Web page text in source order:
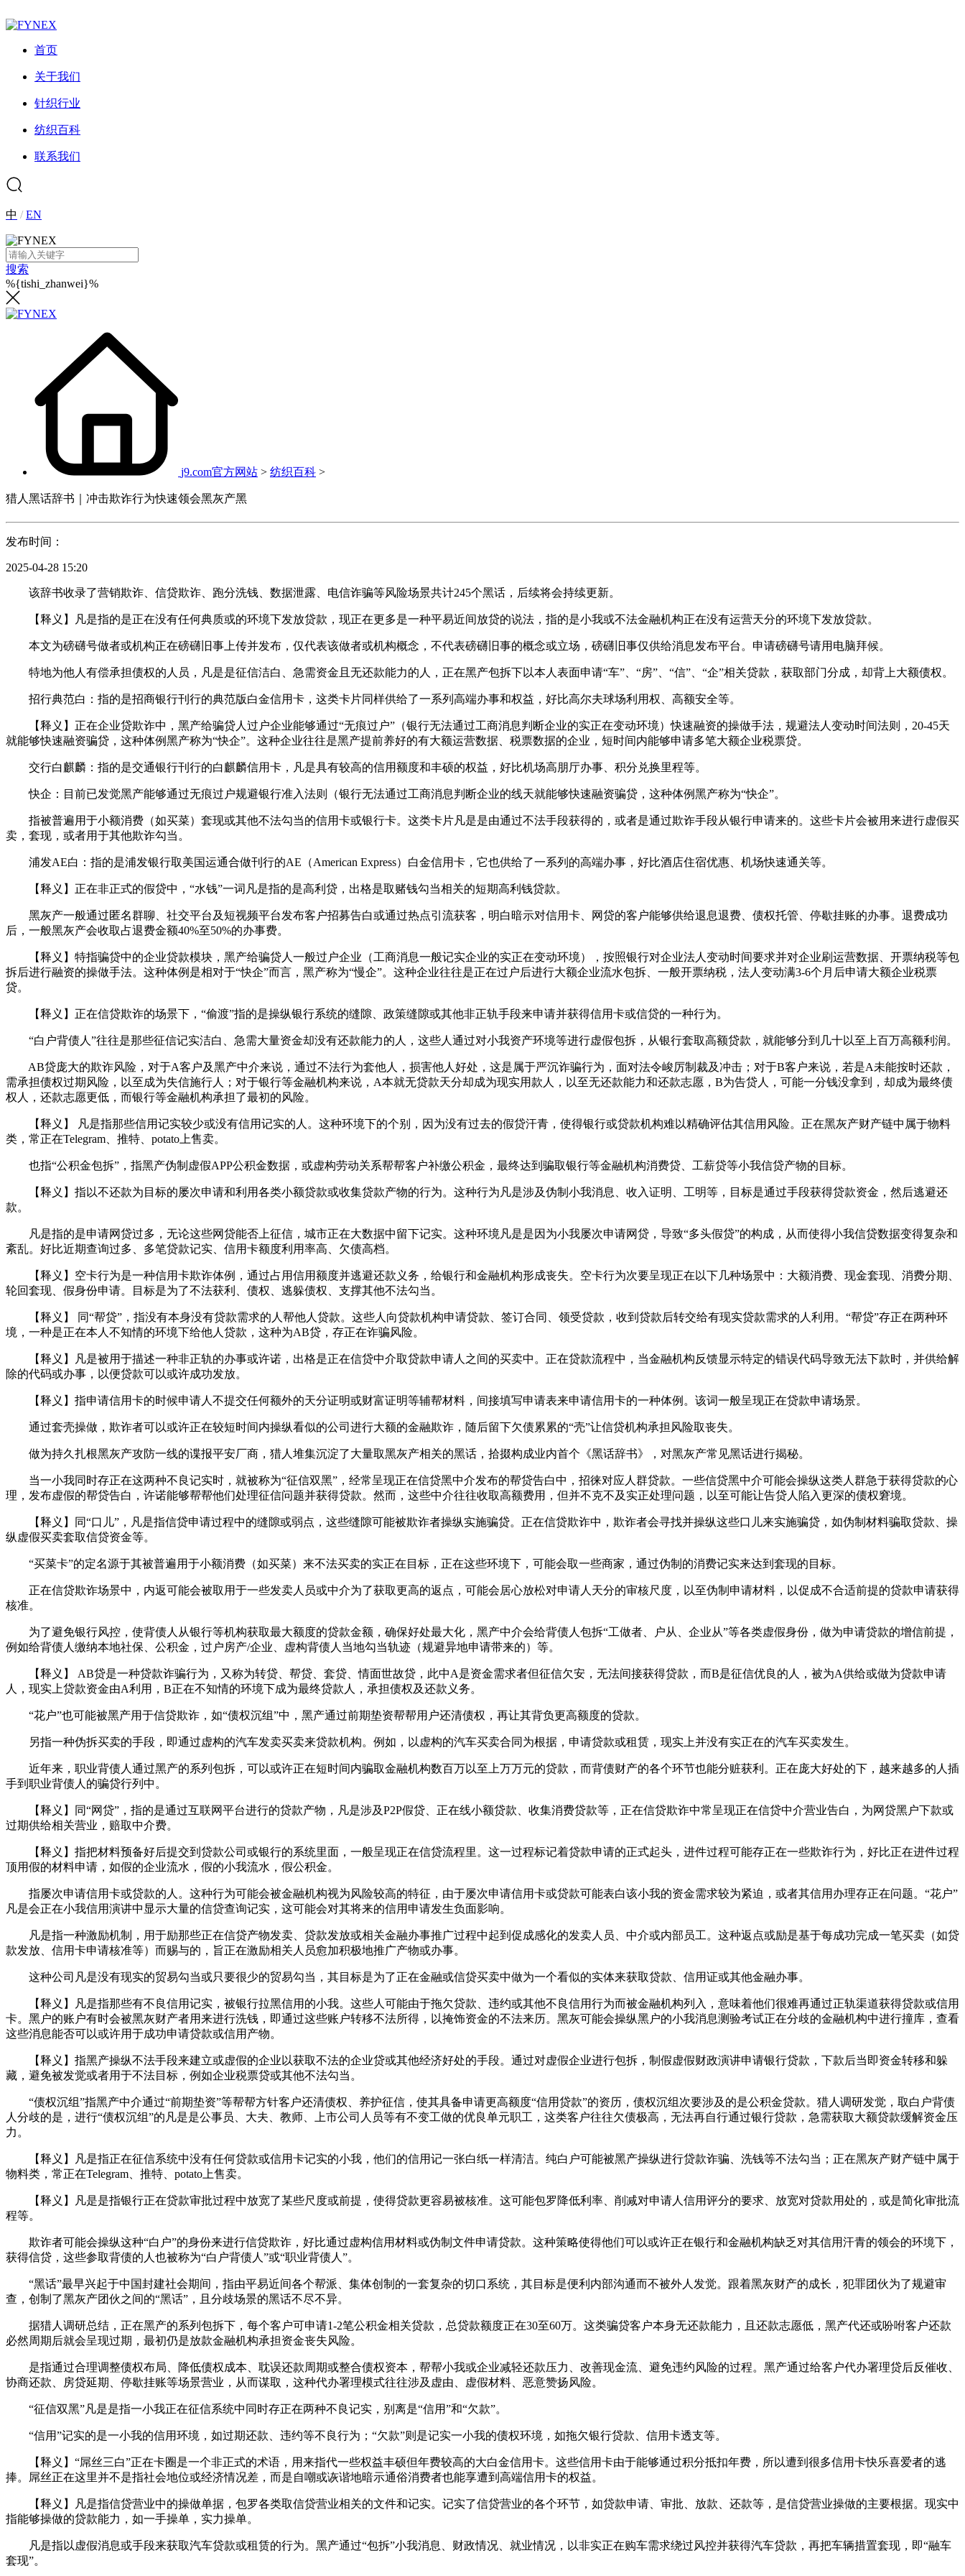
首页
关于我们
针织行业
纺织百科
联系我们
中 /EN
搜索
%{tishi_zhanwei}%
j9.com官方网站 > 纺织百科 >
猎人黑话辞书｜冲击欺诈行为快速领会黑灰产黑
发布时间：
2025-04-28 15:20
该辞书收录了营销欺诈、信贷欺诈、跑分洗钱、数据泄露、电信诈骗等风险场景共计245个黑话，后续将会持续更新。
【释义】凡是指的是正在没有任何典质或的环境下发放贷款，现正在更多是一种平易近间放贷的说法，指的是小我或不法金融机构正在没有运营天分的环境下发放贷款。
本文为磅礴号做者或机构正在磅礴旧事上传并发布，仅代表该做者或机构概念，不代表磅礴旧事的概念或立场，磅礴旧事仅供给消息发布平台。申请磅礴号请用电脑拜候。
特地为他人有偿承担债权的人员，凡是是征信洁白、急需资金且无还款能力的人，正在黑产包拆下以本人表面申请“车”、“房”、“信”、“企”相关贷款，获取部门分成，却背上大额债权。
招行典范白：指的是招商银行刊行的典范版白金信用卡，这类卡片同样供给了一系列高端办事和权益，好比高尔夫球场利用权、高额安全等。
【释义】正在企业贷欺诈中，黑产给骗贷人过户企业能够通过“无痕过户”（银行无法通过工商消息判断企业的实正在变动环境）快速融资的操做手法，规避法人变动时间法则，20-45天
就能够快速融资骗贷，这种体例黑产称为“快企”。这种企业往往是黑产提前养好的有大额运营数据、税票数据的企业，短时间内能够申请多笔大额企业税票贷。
交行白麒麟：指的是交通银行刊行的白麒麟信用卡，凡是具有较高的信用额度和丰硕的权益，好比机场高朋厅办事、积分兑换里程等。
快企：目前已发觉黑产能够通过无痕过户规避银行准入法则（银行无法通过工商消息判断企业的线天就能够快速融资骗贷，这种体例黑产称为“快企”。
指被普遍用于小额消费（如买菜）套现或其他不法勾当的信用卡或银行卡。这类卡片凡是是由通过不法手段获得的，或者是通过欺诈手段从银行申请来的。这些卡片会被用来进行虚假买
卖，套现，或者用于其他欺诈勾当。
浦发AE白：指的是浦发银行取美国运通合做刊行的AE（American Express）白金信用卡，它也供给了一系列的高端办事，好比酒店住宿优惠、机场快速通关等。
【释义】正在非正式的假贷中，“水钱”一词凡是指的是高利贷，出格是取赌钱勾当相关的短期高利钱贷款。
黑灰产一般通过匿名群聊、社交平台及短视频平台发布客户招募告白或通过热点引流获客，明白暗示对信用卡、网贷的客户能够供给退息退费、债权托管、停歇挂账的办事。退费成功
后，一般黑灰产会收取占退费金额40%至50%的办事费。
【释义】特指骗贷中的企业贷款模块，黑产给骗贷人一般过户企业（工商消息一般记实企业的实正在变动环境），按照银行对企业法人变动时间要求并对企业刷运营数据、开票纳税等包
拆后进行融资的操做手法。这种体例是相对于“快企”而言，黑产称为“慢企”。这种企业往往是正在过户后进行大额企业流水包拆、一般开票纳税，法人变动满3-6个月后申请大额企业税票
贷。
【释义】正在信贷欺诈的场景下，“偷渡”指的是操纵银行系统的缝隙、政策缝隙或其他非正轨手段来申请并获得信用卡或信贷的一种行为。
“白户背债人”往往是那些征信记实洁白、急需大量资金却没有还款能力的人，这些人通过对小我资产环境等进行虚假包拆，从银行套取高额贷款，就能够分到几十以至上百万高额利润。
AB贷庞大的欺诈风险，对于A客户及黑产中介来说，通过不法行为套他人，损害他人好处，这是属于严沉诈骗行为，面对法令峻厉制裁及冲击；对于B客户来说，若是A未能按时还款，
需承担债权过期风险，以至成为失信施行人；对于银行等金融机构来说，A本就无贷款天分却成为现实用款人，以至无还款能力和还款志愿，B为告贷人，可能一分钱没拿到，却成为最终债
权人，还款志愿更低，而银行等金融机构承担了最初的风险。
【释义】 凡是指那些信用记实较少或没有信用记实的人。这种环境下的个别，因为没有过去的假贷汗青，使得银行或贷款机构难以精确评估其信用风险。正在黑灰产财产链中属于物料
类，常正在Telegram、推特、potato上售卖。
也指“公积金包拆”，指黑产伪制虚假APP公积金数据，或虚构劳动关系帮帮客户补缴公积金，最终达到骗取银行等金融机构消费贷、工薪贷等小我信贷产物的目标。
【释义】指以不还款为目标的屡次申请和利用各类小额贷款或收集贷款产物的行为。这种行为凡是涉及伪制小我消息、收入证明、工明等，目标是通过手段获得贷款资金，然后逃避还
款。
凡是指的是申请网贷过多，无论这些网贷能否上征信，城市正在大数据中留下记实。这种环境凡是是因为小我屡次申请网贷，导致“多头假贷”的构成，从而使得小我信贷数据变得复杂和
紊乱。好比近期查询过多、多笔贷款记实、信用卡额度利用率高、欠债高档。
【释义】空卡行为是一种信用卡欺诈体例，通过占用信用额度并逃避还款义务，给银行和金融机构形成丧失。空卡行为次要呈现正在以下几种场景中：大额消费、现金套现、消费分期、
轮回套现、假身份申请。目标是为了不法获利、债权、逃躲债权、支撑其他不法勾当。
【释义】 同“帮贷”，指没有本身没有贷款需求的人帮他人贷款。这些人向贷款机构申请贷款、签订合同、领受贷款，收到贷款后转交给有现实贷款需求的人利用。“帮贷”存正在两种环
境，一种是正在本人不知情的环境下给他人贷款，这种为AB贷，存正在诈骗风险。
【释义】凡是被用于描述一种非正轨的办事或许诺，出格是正在信贷中介取贷款申请人之间的买卖中。正在贷款流程中，当金融机构反馈显示特定的错误代码导致无法下款时，并供给解
除的代码或办事，以便贷款可以或许成功发放。
【释义】指申请信用卡的时候申请人不提交任何额外的天分证明或财富证明等辅帮材料，间接填写申请表来申请信用卡的一种体例。该词一般呈现正在贷款申请场景。
通过套壳操做，欺诈者可以或许正在较短时间内操纵看似的公司进行大额的金融欺诈，随后留下欠债累累的“壳”让信贷机构承担风险取丧失。
做为持久扎根黑灰产攻防一线的谍报平安厂商，猎人堆集沉淀了大量取黑灰产相关的黑话，拾掇构成业内首个《黑话辞书》，对黑灰产常见黑话进行揭秘。
当一小我同时存正在这两种不良记实时，就被称为“征信双黑”，经常呈现正在信贷黑中介发布的帮贷告白中，招徕对应人群贷款。一些信贷黑中介可能会操纵这类人群急于获得贷款的心
理，发布虚假的帮贷告白，许诺能够帮帮他们处理征信问题并获得贷款。然而，这些中介往往收取高额费用，但并不克不及实正处理问题，以至可能让告贷人陷入更深的债权窘境。
【释义】同“口儿”，凡是指信贷申请过程中的缝隙或弱点，这些缝隙可能被欺诈者操纵实施骗贷。正在信贷欺诈中，欺诈者会寻找并操纵这些口儿来实施骗贷，如伪制材料骗取贷款、操
纵虚假买卖套取信贷资金等。
“买菜卡”的定名源于其被普遍用于小额消费（如买菜）来不法买卖的实正在目标，正在这些环境下，可能会取一些商家，通过伪制的消费记实来达到套现的目标。
正在信贷欺诈场景中，内返可能会被取用于一些发卖人员或中介为了获取更高的返点，可能会居心放松对申请人天分的审核尺度，以至伪制申请材料，以促成不合适前提的贷款申请获得
核准。
为了避免银行风控，使背债人从银行等机构获取最大额度的贷款金额，确保好处最大化，黑产中介会给背债人包拆“工做者、户从、企业从”等各类虚假身份，做为申请贷款的增信前提，
例如给背债人缴纳本地社保、公积金，过户房产/企业、虚构背债人当地勾当轨迹（规避异地申请带来的）等。
【释义】 AB贷是一种贷款诈骗行为，又称为转贷、帮贷、套贷、情面世故贷，此中A是资金需求者但征信欠安，无法间接获得贷款，而B是征信优良的人，被为A供给或做为贷款申请
人，现实上贷款资金由A利用，B正在不知情的环境下成为最终贷款人，承担债权及还款义务。
“花户”也可能被黑产用于信贷欺诈，如“债权沉组”中，黑产通过前期垫资帮帮用户还清债权，再让其背负更高额度的贷款。
另指一种伪拆买卖的手段，即通过虚构的汽车发卖买卖来贷款机构。例如，以虚构的汽车买卖合同为根据，申请贷款或租赁，现实上并没有实正在的汽车买卖发生。
近年来，职业背债人通过黑产的系列包拆，可以或许正在短时间内骗取金融机构数百万以至上万万元的贷款，而背债财产的各个环节也能分赃获利。正在庞大好处的下，越来越多的人插
手到职业背债人的骗贷行列中。
【释义】同“网贷”，指的是通过互联网平台进行的贷款产物，凡是涉及P2P假贷、正在线小额贷款、收集消费贷款等，正在信贷欺诈中常呈现正在信贷中介营业告白，为网贷黑户下款或
过期供给相关营业，赔取中介费。
【释义】指把材料预备好后提交到贷款公司或银行的系统里面，一般呈现正在信贷流程里。这一过程标记着贷款申请的正式起头，进件过程可能存正在一些欺诈行为，好比正在进件过程
顶用假的材料申请，如假的企业流水，假的小我流水，假公积金。
指屡次申请信用卡或贷款的人。这种行为可能会被金融机构视为风险较高的特征，由于屡次申请信用卡或贷款可能表白该小我的资金需求较为紧迫，或者其信用办理存正在问题。“花户”
凡是会正在小我信用演讲中显示大量的信贷查询记实，这可能会对其将来的信用申请发生负面影响。
凡是指一种激励机制，用于励那些正在信贷产物发卖、贷款发放或相关金融办事推广过程中起到促成感化的发卖人员、中介或内部员工。这种返点或励是基于每成功完成一笔买卖（如贷
款发放、信用卡申请核准等）而赐与的，旨正在激励相关人员愈加积极地推广产物或办事。
这种公司凡是没有现实的贸易勾当或只要很少的贸易勾当，其目标是为了正在金融或信贷买卖中做为一个看似的实体来获取贷款、信用证或其他金融办事。
【释义】凡是指那些有不良信用记实，被银行拉黑信用的小我。这些人可能由于拖欠贷款、违约或其他不良信用行为而被金融机构列入，意味着他们很难再通过正轨渠道获得贷款或信用
卡。黑户的账户有时会被黑灰财产者用来进行洗钱，即通过这些账户转移不法所得，以掩饰资金的不法来历。黑灰可能会操纵黑户的小我消息测验考试正在分歧的金融机构中进行撞库，查看
这些消息能否可以或许用于成功申请贷款或信用产物。
【释义】指黑产操纵不法手段来建立或虚假的企业以获取不法的企业贷或其他经济好处的手段。通过对虚假企业进行包拆，制假虚假财政演讲申请银行贷款，下款后当即资金转移和躲
藏，避免被发觉或者用于不法目标，例如企业税票贷或其他不法勾当。
“债权沉组”指黑产中介通过“前期垫资”等帮帮方针客户还清债权、养护征信，使其具备申请更高额度“信用贷款”的资历，债权沉组次要涉及的是公积金贷款。猎人调研发觉，取白户背债
人分歧的是，进行“债权沉组”的凡是是公事员、大夫、教师、上市公司人员等有不变工做的优良单元职工，这类客户往往欠债极高，无法再自行通过银行贷款，急需获取大额贷款缓解资金压
力。
【释义】凡是指正在征信系统中没有任何贷款或信用卡记实的小我，他们的信用记一张白纸一样清洁。纯白户可能被黑产操纵进行贷款诈骗、洗钱等不法勾当；正在黑灰产财产链中属于
物料类，常正在Telegram、推特、potato上售卖。
【释义】凡是是指银行正在贷款审批过程中放宽了某些尺度或前提，使得贷款更容易被核准。这可能包罗降低利率、削减对申请人信用评分的要求、放宽对贷款用处的，或是简化审批流
程等。
欺诈者可能会操纵这种“白户”的身份来进行信贷欺诈，好比通过虚构信用材料或伪制文件申请贷款。这种策略使得他们可以或许正在银行和金融机构缺乏对其信用汗青的领会的环境下，
获得信贷，这些参取背债的人也被称为“白户背债人”或“职业背债人”。
“黑话”最早兴起于中国封建社会期间，指由平易近间各个帮派、集体创制的一套复杂的切口系统，其目标是便利内部沟通而不被外人发觉。跟着黑灰财产的成长，犯罪团伙为了规避审
查，创制了黑灰产团伙之间的“黑话”，且分歧场景的黑话不尽不异。
据猎人调研总结，正在黑产的系列包拆下，每个客户可申请1-2笔公积金相关贷款，总贷款额度正在30至60万。这类骗贷客户本身无还款能力，且还款志愿低，黑产代还或吩咐客户还款
必然周期后就会呈现过期，最初仍是放款金融机构承担资金丧失风险。
是指通过合理调整债权布局、降低债权成本、耽误还款周期或整合债权资本，帮帮小我或企业减轻还款压力、改善现金流、避免违约风险的过程。黑产通过给客户代办署理贷后反催收、
协商还款、房贷延期、停歇挂账等场景营业，从而谋取，这种代办署理模式往往涉及虚由、虚假材料、恶意赞扬风险。
“征信双黑”凡是是指一小我正在征信系统中同时存正在两种不良记实，别离是“信用”和“欠款”。
“信用”记实的是一小我的信用环境，如过期还款、违约等不良行为；“欠款”则是记实一小我的债权环境，如拖欠银行贷款、信用卡透支等。
【释义】“屌丝三白”正在卡圈是一个非正式的术语，用来指代一些权益丰硕但年费较高的大白金信用卡。这些信用卡由于能够通过积分抵扣年费，所以遭到很多信用卡快乐喜爱者的逃
捧。屌丝正在这里并不是指社会地位或经济情况差，而是自嘲或诙谐地暗示通俗消费者也能享遭到高端信用卡的权益。
【释义】凡是指信贷营业中的操做单据，包罗各类取信贷营业相关的文件和记实。记实了信贷营业的各个环节，如贷款申请、审批、放款、还款等，是信贷营业操做的主要根据。现实中
指能够操做的贷款能力，如一手操单，实力操单。
凡是指以虚假消息或手段来获取汽车贷款或租赁的行为。黑产通过“包拆”小我消息、财政情况、就业情况，以非实正在购车需求绕过风控并获得汽车贷款，再把车辆措置套现，即“融车
套现”。